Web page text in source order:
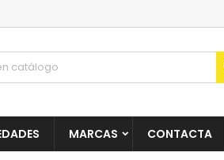
MARCAS CONTACTA